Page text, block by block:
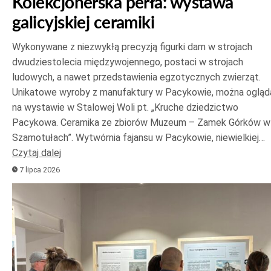
galicyjskiej ceramiki
Wykonywane z niezwykłą precyzją figurki dam w strojach
dwudziestolecia międzywojennego, postaci w strojach
ludowych, a nawet przedstawienia egzotycznych zwierząt.
Unikatowe wyroby z manufaktury w Pacykowie, można
na wystawie w Stalowej Woli pt. „Kruche dziedzictwo
Pacykowa. Ceramika ze zbiorów Muzeum – Zamek Górków w
Szamotułach”. Wytwórnia fajansu w Pacykowie, niewielkiej…
Czytaj dalej
7 lipca 2026
plików
dźwiękowych